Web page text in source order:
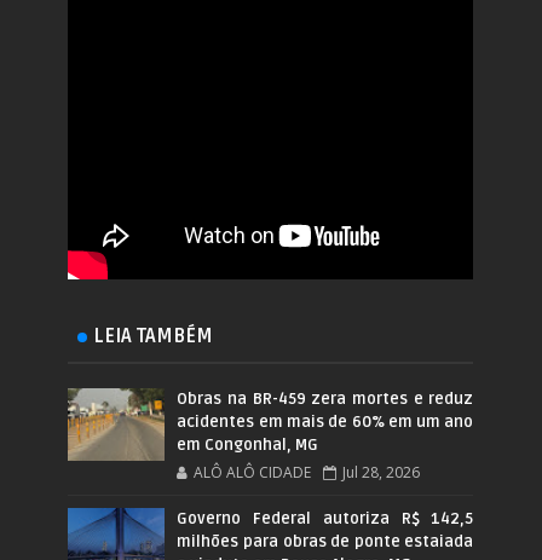
LEIA TAMBÉM
Obras na BR-459 zera mortes e reduz
acidentes em mais de 60% em um ano
em Congonhal, MG
ALÔ ALÔ CIDADE Jul 28, 2026
Governo Federal autoriza R$ 142,5
milhões para obras de ponte estaiada